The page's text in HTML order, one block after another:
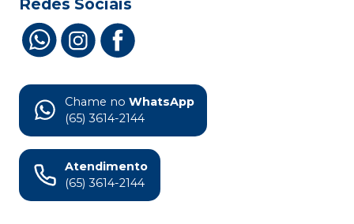
Redes Sociais
Chame no WhatsApp
(65) 3614-2144
Atendimento
(65) 3614-2144